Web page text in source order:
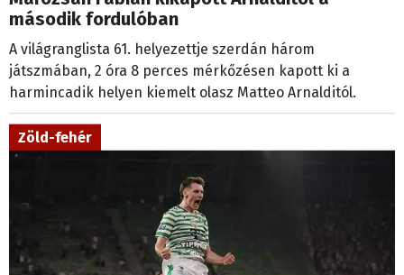
második fordulóban
A világranglista 61. helyezettje szerdán három
játszmában, 2 óra 8 perces mérkőzésen kapott ki a
harmincadik helyen kiemelt olasz Matteo Arnalditól.
Zöld-fehér